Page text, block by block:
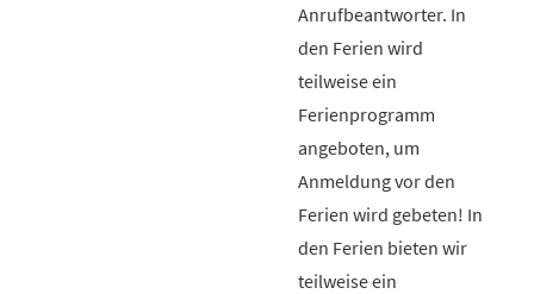
Anrufbeantworter. In
den Ferien wird
teilweise ein
Ferienprogramm
angeboten, um
Anmeldung vor den
Ferien wird gebeten! In
den Ferien bieten wir
teilweise ein